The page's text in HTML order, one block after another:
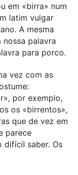
em «birra» num
latim vulgar
A mesma
palavra
para porco.
vez com as
por exemplo,
os «birrentos»,
que de vez em
parece
difícil saber. Os